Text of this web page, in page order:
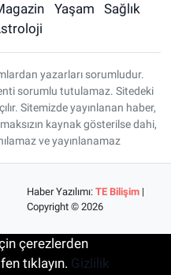
Yaşam
Sağlık
yazarları sorumludur.
sorumlu tutulamaz. Sitedeki
Sitemizde yayınlanan haber,
kaynak gösterilse dahi,
ve yayınlanamaz
Haber Yazılımı:TE Bilişim |
Copyright © 2026
çerezlerden
tıklayın. Gizlilik